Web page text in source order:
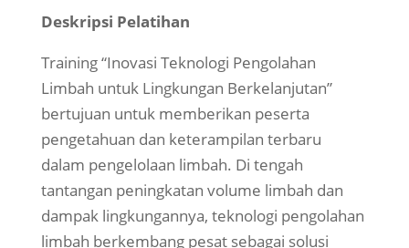
Deskripsi Pelatihan
Training “Inovasi Teknologi Pengolahan
Limbah untuk Lingkungan Berkelanjutan”
bertujuan untuk memberikan peserta
pengetahuan dan keterampilan terbaru
dalam pengelolaan limbah. Di tengah
tantangan peningkatan volume limbah dan
dampak lingkungannya, teknologi pengolahan
limbah berkembang pesat sebagai solusi